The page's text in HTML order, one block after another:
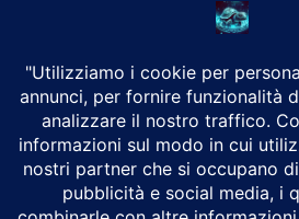
CHI SIAMO
Alground Geopolitica e Cyberwarfare.
Da una idea di Brunilde Trizio
Alground fa parte del Gruppo Trizio